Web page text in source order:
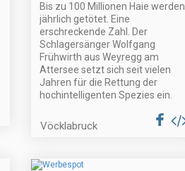
Bis zu 100 Millionen Haie werden
jährlich getötet. Eine
erschreckende Zahl. Der
Schlagersänger Wolfgang
Frühwirth aus Weyregg am
Attersee setzt sich seit vielen
Jahren für die Rettung der
hochintelligenten Spezies ein.
Vöcklabruck